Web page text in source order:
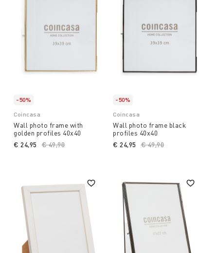
-50%
Coincasa
Wall photo frame with
golden profiles 40x40
Price reduced from
€ 49,90
€ 24,95
-50%
Coincasa
Wall photo frame black
profiles 40x40
Price reduced from
€ 49,90
€ 24,95